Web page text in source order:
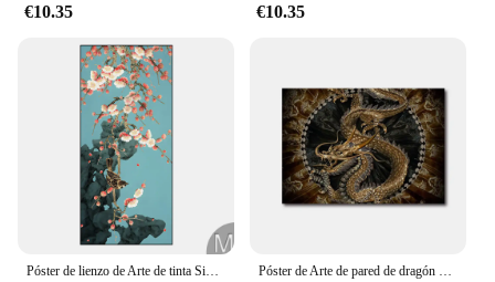
€10.35 €10.35